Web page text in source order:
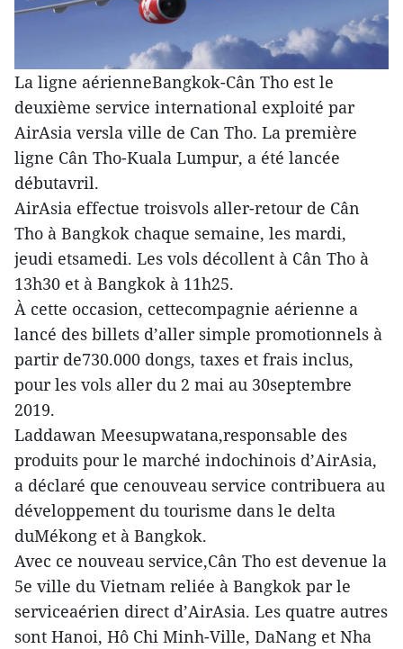
La ligne aérienneBangkok-Cân Tho est le
deuxième service international exploité par
AirAsia versla ville de Can Tho. La première
ligne Cân Tho-Kuala Lumpur, a été lancée
débutavril.
AirAsia effectue troisvols aller-retour de Cân
Tho à Bangkok chaque semaine, les mardi,
jeudi etsamedi. Les vols décollent à Cân Tho à
13h30 et à Bangkok à 11h25.
À cette occasion, cettecompagnie aérienne a
lancé des billets d’aller simple promotionnels à
partir de730.000 dongs, taxes et frais inclus,
pour les vols aller du 2 mai au 30septembre
2019.
Laddawan Meesupwatana,responsable des
produits pour le marché indochinois d’AirAsia,
a déclaré que cenouveau service contribuera au
développement du tourisme dans le delta
duMékong et à Bangkok.
Avec ce nouveau service,Cân Tho est devenue la
5e ville du Vietnam reliée à Bangkok par le
serviceaérien direct d’AirAsia. Les quatre autres
sont Hanoi, Hô Chi Minh-Ville, DaNang et Nha